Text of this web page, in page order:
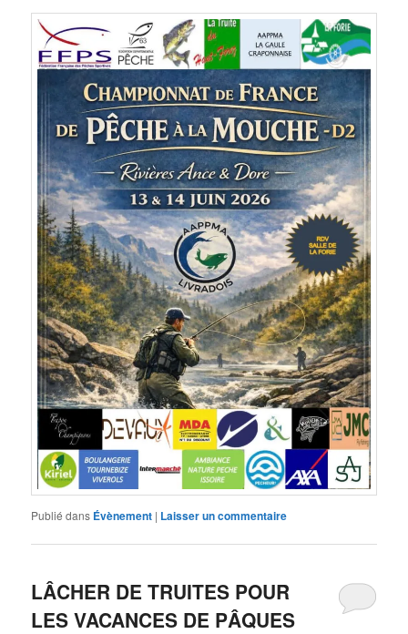
Publié dans Évènement | Laisser un commentaire
LÂCHER DE TRUITES POUR
LES VACANCES DE PÂQUES